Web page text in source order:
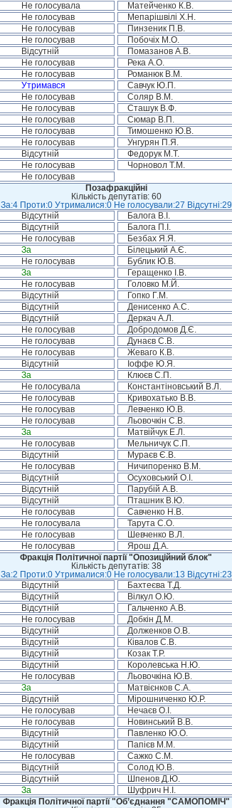
Не голосувала Матейченко К.В.
Не голосував Мепарішвілі Х.Н.
Не голосував Пинзеник П.В.
Не голосував Побочіх М.О.
Відсутній Помазанов А.В.
Не голосував Река А.О.
Не голосував Романюк В.М.
Утримався Савчук Ю.П.
Не голосував Соляр В.М.
Не голосував Сташук В.Ф.
Не голосував Сюмар В.П.
Не голосував Тимошенко Ю.В.
Не голосував Унгурян П.Я.
Відсутній Федорук М.Т.
Не голосував Чорновол Т.М.
Не голосував
Позафракційні
Кількість депутатів: 60
За:4 Проти:0 Утрималися:0 Не голосували:27 Відсутні:29
Відсутній Балога В.І.
Відсутній Балога П.І.
Не голосував Безбах Я.Я.
За Білецький А.Є.
Не голосував Бублик Ю.В.
За Геращенко І.В.
Не голосував Головко М.Й.
Відсутній Гопко Г.М.
Відсутній Денисенко А.С.
Відсутній Деркач А.Л.
Не голосував Добродомов Д.Є.
Не голосував Дунаєв С.В.
Не голосував Жеваго К.В.
Відсутній Іоффе Ю.Я.
За Клюєв С.П.
Не голосувала Константіновський В.Л.
Не голосував Кривохатько В.В.
Не голосував Левченко Ю.В.
Не голосував Льовочкін С.В.
За Матвійчук Е.Л.
Не голосував Мельничук С.П.
Відсутній Мураєв Є.В.
Не голосував Ничипоренко В.М.
Відсутній Осуховський О.І.
Відсутній Парубій А.В.
Відсутній Пташник В.Ю.
Не голосував Савченко Н.В.
Не голосувала Тарута С.О.
Не голосував Шевченко В.Л.
Не голосував Ярош Д.А.
Фракція Політичної партії "Опозиційний блок"
Кількість депутатів: 38
За:2 Проти:0 Утрималися:0 Не голосували:13 Відсутні:23
Відсутній Бахтеєва Т.Д.
Відсутній Вілкул О.Ю.
Відсутній Гальченко А.В.
Не голосував Добкін Д.М.
Відсутній Долженков О.В.
Відсутній Ківалов С.В.
Відсутній Козак Т.Р.
Відсутній Королевська Н.Ю.
Не голосував Льовочкіна Ю.В.
За Матвієнков С.А.
Відсутній Мірошниченко Ю.Р.
Не голосував Нечаєв О.І.
Не голосував Новинський В.В.
Відсутній Павленко Ю.О.
Відсутній Папієв М.М.
Не голосував Сажко С.М.
Відсутній Солод Ю.В.
Відсутній Шпенов Д.Ю.
За Шуфрич Н.І.
Фракція Політичної партії "Об’єднання "САМОПОМІЧ"